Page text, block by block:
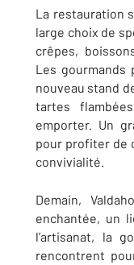
La restauration
large choix de
crêpes,
Les gourmands
nouveau stand
tartes
emporter. Un
pour profiter de
convivialité.
Demain,
enchantée, un
l’artisanat, la
rencontrent